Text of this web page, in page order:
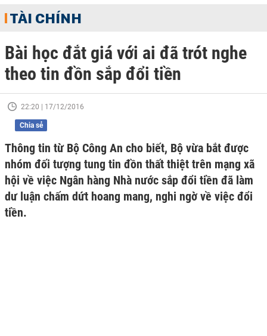
TÀI CHÍNH
Bài học đắt giá với ai đã trót nghe
theo tin đồn sắp đổi tiền
22:20 | 17/12/2016
Chia sẻ
Thông tin từ Bộ Công An cho biết, Bộ vừa bắt được
nhóm đối tượng tung tin đồn thất thiệt trên mạng xã
hội về việc Ngân hàng Nhà nước sắp đổi tiền đã làm
dư luận chấm dứt hoang mang, nghi ngờ về việc đổi
tiền.